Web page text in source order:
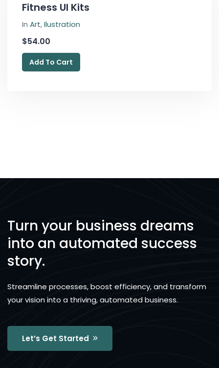
Fitness UI Kits
In Art,Ilustration
$54.00
Add To Cart
Turn your business dreams
into an automated success
story.
Streamline processes, boost efficiency, and transform
your vision into a thriving, automated business.
Let’s Get Started